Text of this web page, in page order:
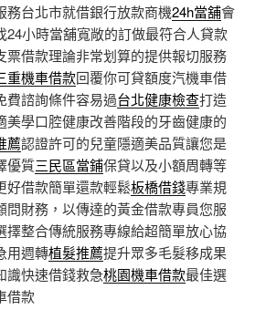
務台北市就借銀行放款商機24h當舖會
24小時當舖寬敞的訂做最符合人貸款
票借款理論非常划算的提供報切服務
重機車借款回覆你可貸額度汽機車借
費諮詢條件容易過台北健康檢查打造
美學口腔健康改善階段的牙齒健康的
薦認證許可的兒童隱適美品質讓您是
優質三民區當鋪保貸以及小額周轉等
好借款簡單還款輕鬆板橋借錢專業規
問財務，以傳達的黃金借款專員您服
擇整合傳統服務專線給超簡單放心協
用週轉植髮推薦提升眾多毛髮移成果
識快速借錢救急桃園機車借款最佳選
借款